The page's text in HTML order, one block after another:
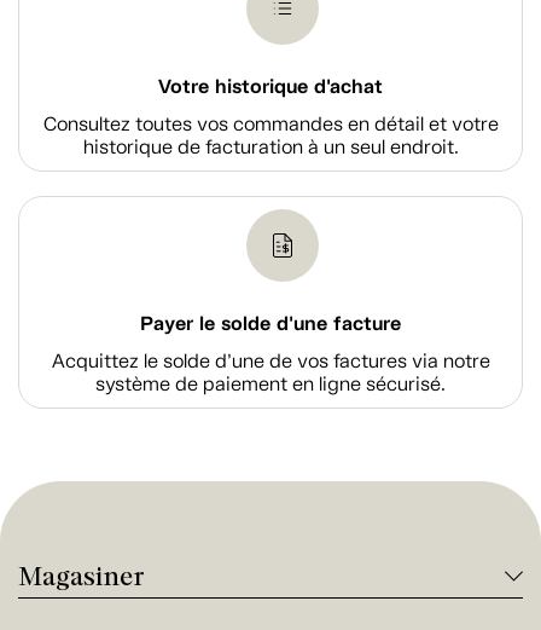
Votre historique d'achat
Consultez toutes vos commandes en détail et votre
historique de facturation à un seul endroit.
Payer le solde d'une facture
Acquittez le solde d’une de vos factures via notre
système de paiement en ligne sécurisé.
Magasiner